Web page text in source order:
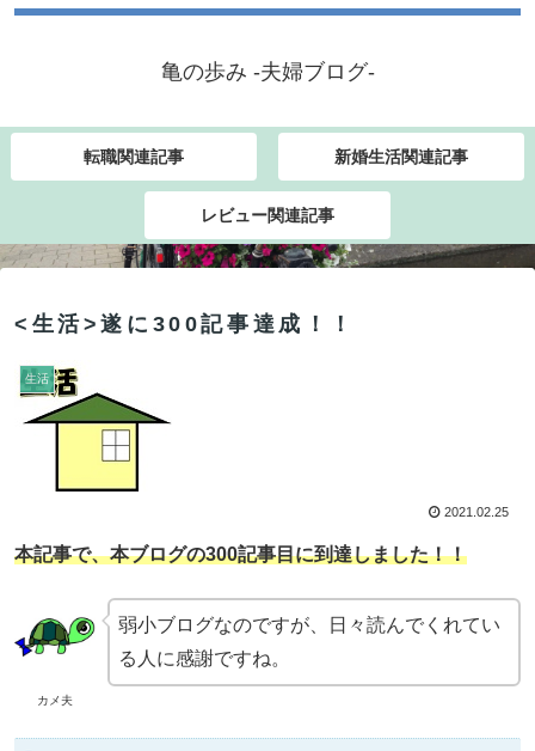
亀の歩み -夫婦ブログ-
転職関連記事 新婚生活関連記事
レビュー関連記事
<生活>遂に300記事達成！！
生活
2021.02.25
本記事で、本ブログの300記事目に到達しました！！
カメ夫
弱小ブログなのですが、日々読んでくれてい
る人に感謝ですね。